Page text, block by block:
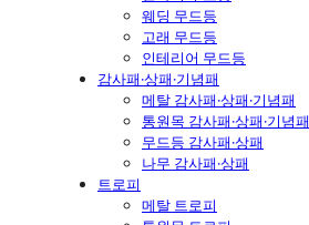
웨딩 무드등
고래 무드등
인테리어 무드등
감사패·상패·기념패
메탈 감사패·상패·기념패
통원목 감사패·상패·기념패
무드등 감사패·상패
나무 감사패·상패
트로피
메탈 트로피